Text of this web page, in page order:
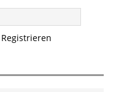
Registrieren